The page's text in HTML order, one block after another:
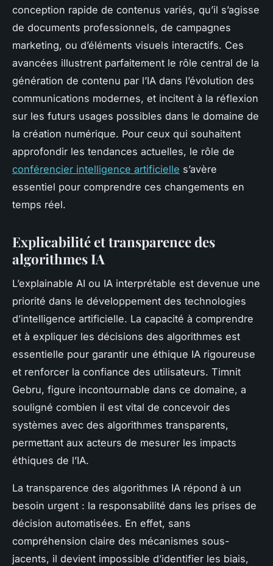
conception rapide de contenus variés, qu’il s’agisse
de documents professionnels, de campagnes
marketing, ou d’éléments visuels interactifs. Ces
avancées illustrent parfaitement le rôle central de la
génération de contenu par l’IA dans l’évolution des
communications modernes, et incitent à la réflexion
sur les futurs usages possibles dans le domaine de
la création numérique. Pour ceux qui souhaitent
approfondir les tendances actuelles, le rôle de
conférencier intelligence artificielle s’avère
essentiel pour comprendre ces changements en
temps réel.
Explicabilité et transparence des
algorithmes IA
L’explainable AI ou IA interprétable est devenue une
priorité dans le développement des technologies
d’intelligence artificielle. La capacité à comprendre
et à expliquer les décisions des algorithmes est
essentielle pour garantir une éthique IA rigoureuse
et renforcer la confiance des utilisateurs. Timnit
Gebru, figure incontournable dans ce domaine, a
souligné combien il est vital de concevoir des
systèmes avec des algorithmes transparents,
permettant aux acteurs de mesurer les impacts
éthiques de l’IA.
La transparence des algorithmes IA répond à un
besoin urgent : la responsabilité dans les prises de
décision automatisées. En effet, sans
compréhension claire des mécanismes sous-
jacents, il devient impossible d’identifier les biais,